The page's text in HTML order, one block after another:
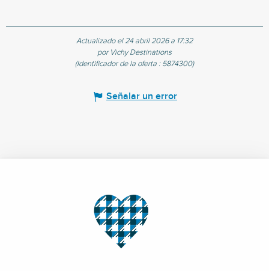
Actualizado el 24 abril 2026 a 17:32
por Vichy Destinations
(Identificador de la oferta : 5874300)
Señalar un error